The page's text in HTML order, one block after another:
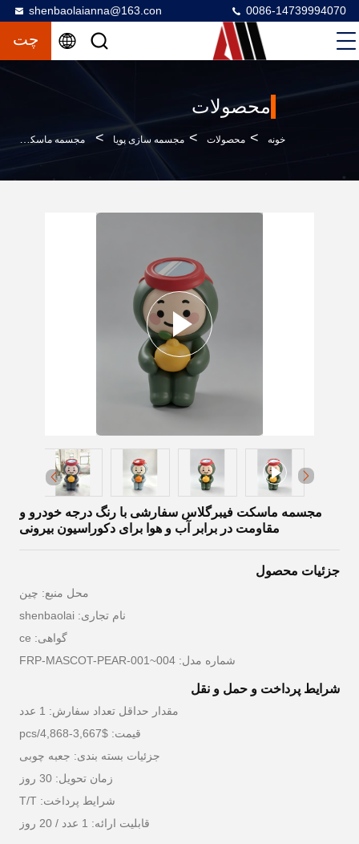
shenbaolaianna@163.con 0086-14739994070
چت
محصولات
خونه > محصولات > مجسمه سازی پویا > مجسمه ماسکت فیبرگلاس سفارشی با رنگ درجه خودرو و مقاومت در برابر آب و هوا برای دکوراسیون بیرونی
مجسمه ماسکت فیبرگلاس سفارشی با رنگ درجه خودرو و
مقاومت در برابر آب و هوا برای دکوراسیون بیرونی
جزئیات محصول
محل منبع: چین
نام تجاری: shenbaolai
گواهی: ce
شماره مدل: FRP-MASCOT-PEAR-001~004
شرایط پرداخت و حمل و نقل
مقدار حداقل تعداد سفارش: 1 عدد
قیمت: $3,667-4,868/pcs
جزئیات بسته بندی: جعبه چوبی
زمان تحویل: 30 روز
شرایط پرداخت: T/T
قابلیت ارائه: 1 عدد / 20 روز